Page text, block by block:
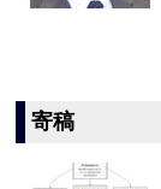
寄稿